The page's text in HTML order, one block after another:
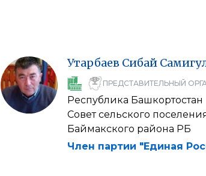
Утарбаев Сибай
ПРЕДСТАВИТЕЛЬНЫЙ
Республика Башкортостан
Совет сельского
Баймакского района РБ
Член партии "Единая